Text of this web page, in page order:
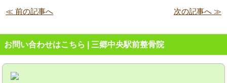
≪ 前の記事へ 次の記事へ ≫
お問い合わせはこちら | 三郷中央駅前整骨院